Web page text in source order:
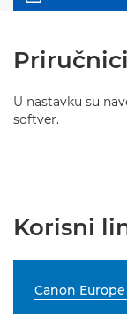
Priručnici
U nastavku su
softver.
Korisni
Canon